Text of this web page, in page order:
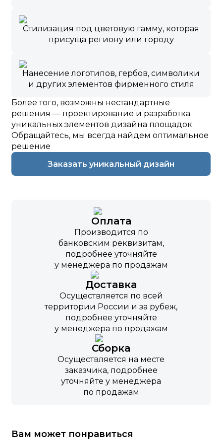
Стилизация под цветовую гамму, которая
присуща региону или городу
Нанесение логотипов, гербов, символики
и других элементов фирменного стиля
Более того, возможны нестандартные
решения — проектирование и разработка
уникальных элементов дизайна площадок.
Обращайтесь, мы всегда найдем оптимальное
решение
Заказать уникальный дизайн
Оплата
Производится по
банковским реквизитам,
подробнее уточняйте
у менеджера по продажам
Доставка
Осуществляется по всей
территории России и за рубеж,
подробнее уточняйте
у менеджера по продажам
Сборка
Осуществляется на месте
заказчика, подробнее
уточняйте у менеджера
по продажам
Вам может понравиться